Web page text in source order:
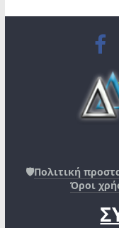
🛡️Πολιτική
Όροι